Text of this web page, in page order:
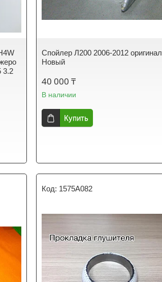
3.2
Спойлер Л200 2006-2012 оригинал
Новый
40 000 ₸
В наличии
Купить
1575A082